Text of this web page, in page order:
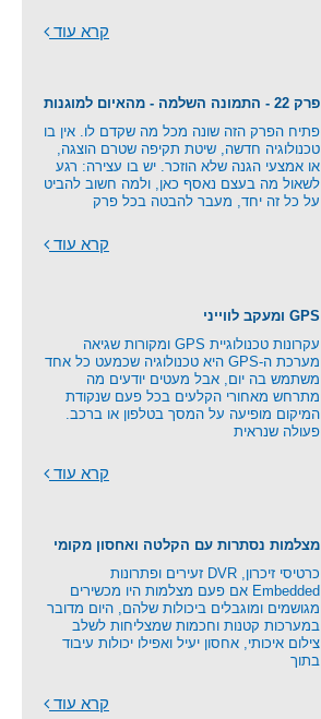
קרא עוד
פרק 22 - התמונה השלמה - מהאיום למוגנות
פתיח הפרק הזה שונה מכל מה שקדם לו. אין בו
טכנולוגיה חדשה, שיטת תקיפה שטרם הוצגה,
או אמצעי הגנה שלא הוזכר. יש בו עצירה: רגע
לשאול מה בעצם נאסף כאן, ולמה חשוב להביט
על כל זה יחד, מעבר להבטה בכל פרק
קרא עוד
GPS ומעקב לווייני
עקרונות טכנולוגיית GPS ומקורות שגיאה
מערכת ה-GPS היא טכנולוגיה שכמעט כל אחד
משתמש בה יום, אבל מעטים יודעים מה
מתרחש מאחורי הקלעים בכל פעם שנקודת
המיקום מופיעה על המסך בטלפון או ברכב.
פעולה שנראית
קרא עוד
מצלמות נסתרות עם הקלטה ואחסון מקומי
כרטיסי זיכרון, DVR זעירים ופתרונות
Embedded אם פעם מצלמות היו מכשירים
מגושמים ומוגבלים ביכולות שלהם, היום מדובר
במערכות קטנות וחכמות שמצליחות לשלב
צילום איכותי, אחסון יעיל ואפילו יכולות עיבוד
בתוך
קרא עוד